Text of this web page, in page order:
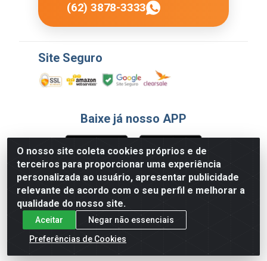
O nosso site coleta cookies próprios e de
terceiros para proporcionar uma experiência
personalizada ao usuário, apresentar publicidade
relevante de acordo com o seu perfil e melhorar a
qualidade do nosso site.
Aceitar
Negar não essenciais
Preferências de Cookies
(62) 3878-3333
Site Seguro
Baixe já nosso APP
Formas de Pagamento